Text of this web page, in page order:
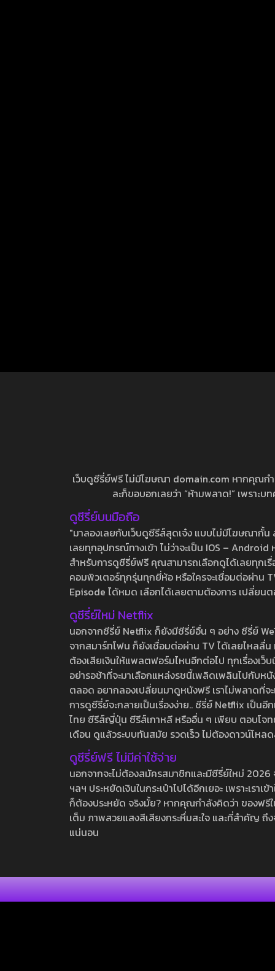
เว็บดูซีรี่ย์ฟรี ไม่มีโฆษณา domain.com หากคุณก
ละก็ขอบอกเลยว่า “ห้ามพลาด!” เพราะ
ดูซีรี่ย์บนมือถือ
"มาลองเลยกับเว็บดูซีรีส์สุดเจ๋ง แบบไม่มีโฆษณากั้
เลยทุกอุปกรณ์ทางเข้า ไม่ว่าจะเป็น IOS –
สำหรับการดูซีรี่ย์ฟรี คุณสามารถเลือกดูได้เลยทุกเ
คอมพิวเตอร์ทุกรุ่นทุกยี่ห้อ หรือใครจะเชื่อมต่อผ่าน
Episode ได้หมด เลือกได้เลยตามต้องการ เปลี่ยน
ดูซีรี่ย์ใหม่ Netflix
นอกจากซีรี่ย์ Netflix ก็ยังมีซีรี่ย์อื่น ๆ อย่าง ซีรี่ย์
จากสมาร์ทโฟน ก็ยังเชื่อมต่อผ่าน TV ได้เลยไหลลื่
ต้องเสียเงินให้แพลตฟอร์มไหนอีกต่อไป ทุกเรื่องเว็
อย่ารอช้าที่จะมาเลือกแหล่งรชนี้เพลิดเพลินไปกับห
ตลอด อยากลองเปลี่ยนมาดูหนังฟรี เราไม่พลาดที่
การดูซีรี่ย์จะกลายเป็นเรื่องง่าย.. ซีรี่ย์ Netflix เป็น
ไทย ซีรีส์ญี่ปุ่น ซีรีส์เกาหลี หรืออื่น ๆ เพียบ ตอบโจท
เดือน ดูแล้วระบบทันสมัย รวดเร็ว ไม่ต้องดาวน์โห
ดูซีรี่ย์ฟรี ไม่มีค่าใช้จ่าย
นอกจากจะไม่ต้องสมัครสมาชิกและมีซีรี่ย์ใหม่
ฯลฯ ประหยัดเงินในกระเป๋าไปได้อีกเยอะ เพราะเร
ก็ต้องประหยัด จริงมั้ย? หากคุณกำลังคิดว่า ของฟ
เต็ม ภาพสวยแสงสีเสียงกระหึ่มสะใจ และที่สำคัญ
แน่นอน